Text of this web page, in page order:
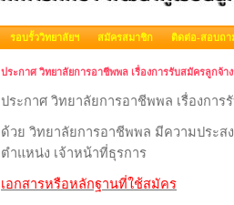
รอบรั้ววิทยาลัยฯ สมัครสมาชิก ติดต่อ-สอบถา
ประกาศ วิทยาลัยการอาชีพพล เรื่องการรับสมัครลูกจ้า
ประกาศ วิทยาลัยการอาชีพพล เรื่องกา
ด้วย วิทยาลัยการอาชีพพล มีความประส
ตำแหน่ง เจ้าหน้าที่ธุรการ
เอกสารหรือหลักฐานที่ใช้สมัคร